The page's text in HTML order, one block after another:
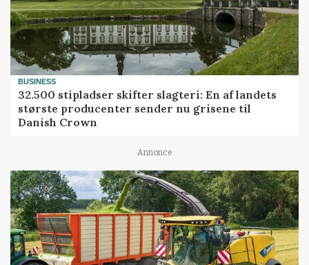
BUSINESS
32.500 stipladser skifter slagteri: En af landets
største producenter sender nu grisene til
Danish Crown
Annonce